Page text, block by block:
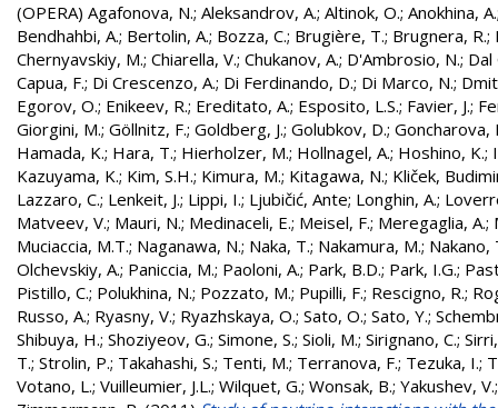
(OPERA) Agafonova, N.; Aleksandrov, A.; Altinok, O.; Anokhina, A.
Bendhahbi, A.; Bertolin, A.; Bozza, C.; Brugière, T.; Brugnera, R.;
Chernyavskiy, M.; Chiarella, V.; Chukanov, A.; D'Ambrosio, N.; Dal
Capua, F.; Di Crescenzo, A.; Di Ferdinando, D.; Di Marco, N.;
Egorov, O.; Enikeev, R.; Ereditato, A.; Esposito, L.S.; Favier, J.;
Giorgini, M.; Göllnitz, F.; Goldberg, J.; Golubkov, D.; Goncharova,
Hamada, K.; Hara, T.; Hierholzer, M.; Hollnagel, A.; Hoshino, K.;
Kazuyama, K.; Kim, S.H.; Kimura, M.; Kitagawa, N.; Kliček,
Lazzaro, C.; Lenkeit, J.; Lippi, I.; Ljubičić, Ante; Longhin, A.;
Matveev, V.; Mauri, N.; Medinaceli, E.; Meisel, F.; Meregaglia, A.;
Muciaccia, M.T.; Naganawa, N.; Naka, T.; Nakamura, M.; Nakano,
Olchevskiy, A.; Paniccia, M.; Paoloni, A.; Park, B.D.; Park, I.G.;
Pistillo, C.; Polukhina, N.; Pozzato, M.; Pupilli, F.; Rescigno, R.;
Russo, A.; Ryasny, V.; Ryazhskaya, O.; Sato, O.; Sato, Y.;
Shibuya, H.; Shoziyeov, G.; Simone, S.; Sioli, M.; Sirignano, C.;
T.; Strolin, P.; Takahashi, S.; Tenti, M.; Terranova, F.; Tezuka, I.;
Votano, L.; Vuilleumier, J.L.; Wilquet, G.; Wonsak, B.; Yakushev, V.